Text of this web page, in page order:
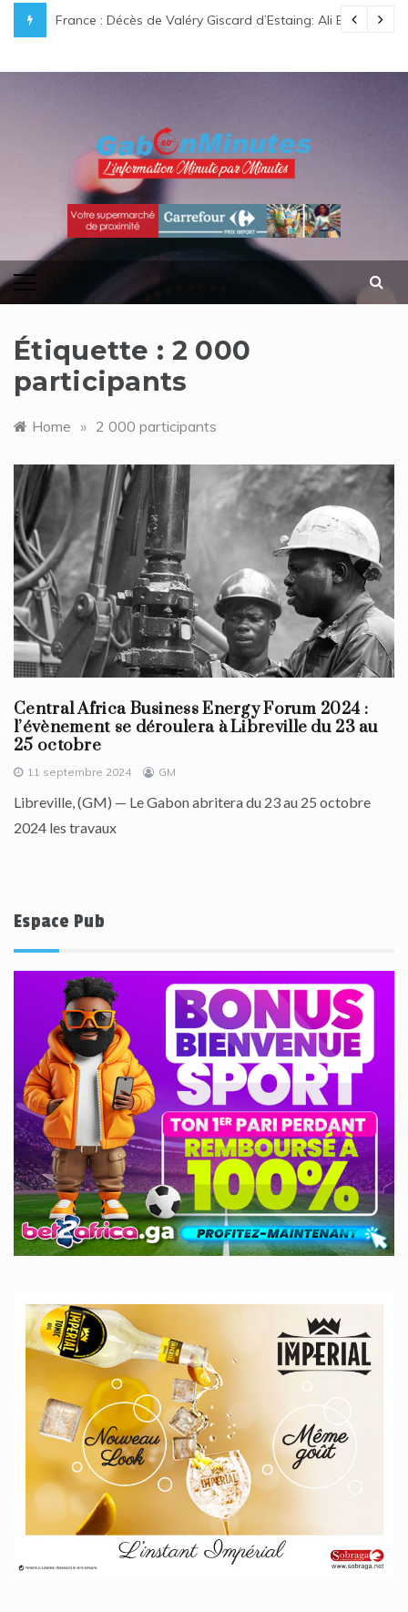
lancent officiellement leur campagne de communication
France : Décès de Valéry Giscard d’Estaing: Ali Bongo
gabonminutes.com
l'information minutes par minutes
Étiquette : 2 000
participants
Home » 2 000 participants
Central Africa Business Energy Forum 2024 :
l’évènement se déroulera à Libreville du 23 au
25 octobre
11 septembre 2024 GM
Libreville, (GM) — Le Gabon abritera du 23 au 25 octobre
2024 les travaux
Espace Pub